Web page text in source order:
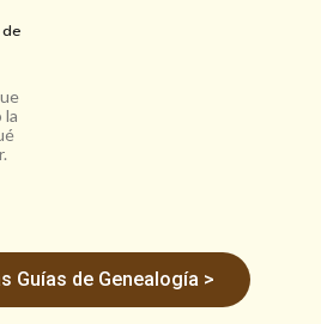
la
Guías de Genealogía >